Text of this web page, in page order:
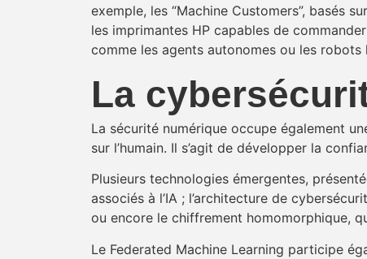
exemple, les “Machine Customers”, basés
les imprimantes HP capables de
comme les agents autonomes ou les
​La
La sécurité numérique occupe également
sur l’humain. Il s’agit de développer la
Plusieurs technologies émergentes,
associés à l’IA ; l’architecture de
ou encore le chiffrement homomorphique,
Le Federated Machine Learning participe